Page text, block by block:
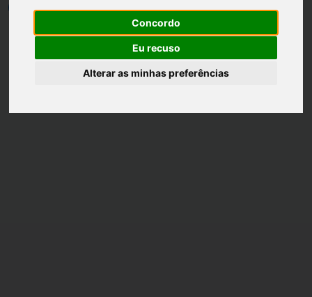
Concordo
Eu recuso
Alterar as minhas preferências
por Luh Dantas • 18 janeiro • 1 min leitura